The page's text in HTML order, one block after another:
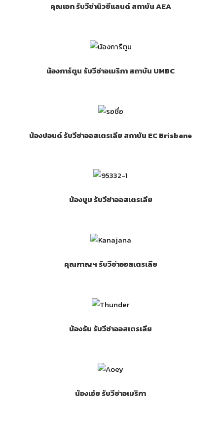
คุณเอก รับวีซ่านิวซีแลนด์ สถาบัน AEA
น้องการ์ตูน รับวีซ่าอเมริกา สถาบัน UMBC
น้องปอนด์ รับวีซ่าออสเตรเลีย สถาบัน EC Brisbane
น้องบูม รับวีซ่าออสเตรเลีย
คุณกาญฯ รับวีซ่าออสเตรเลีย
น้องธัน รับวีซ่าออสเตรเลีย
น้องเอ๋ย รับวีซ่าอเมริกา